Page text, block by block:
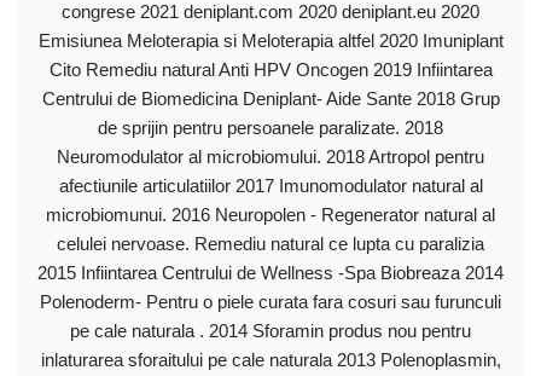
congrese 2021 deniplant.com 2020 deniplant.eu 2020
Emisiunea Meloterapia si Meloterapia altfel 2020 Imuniplant
Cito Remediu natural Anti HPV Oncogen 2019 Infiintarea
Centrului de Biomedicina Deniplant- Aide Sante 2018 Grup
de sprijin pentru persoanele paralizate. 2018
Neuromodulator al microbiomului. 2018 Artropol pentru
afectiunile articulatiilor 2017 Imunomodulator natural al
microbiomunui. 2016 Neuropolen - Regenerator natural al
celulei nervoase. Remediu natural ce lupta cu paralizia
2015 Infiintarea Centrului de Wellness -Spa Biobreaza 2014
Polenoderm- Pentru o piele curata fara cosuri sau furunculi
pe cale naturala . 2014 Sforamin produs nou pentru
inlaturarea sforaitului pe cale naturala 2013 Polenoplasmin,